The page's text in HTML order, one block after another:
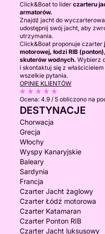
Click&Boat to lider czarteru
armatorów.
Znajdź jacht do
udostępnij swój jacht, aby
utrzymania.
Click&Boat proponuje czarter
motorowej, łodzi RIB
skuterów wodnych. Wybierz
i skontaktuj się z
wszelkie pytania.
OPINIE KLIENTÓW
Ocena: 4.9 / 5 obliczono na
DESTYNACJE
Chorwacja
Grecja
Włochy
Wyspy Kanaryjskie
Baleary
Sardynia
Francja
Czarter Jacht żaglowy
Czarter Łódź motorowa
Czarter Katamaran
Czarter Ponton RIB
Czarter Jacht luksusowy